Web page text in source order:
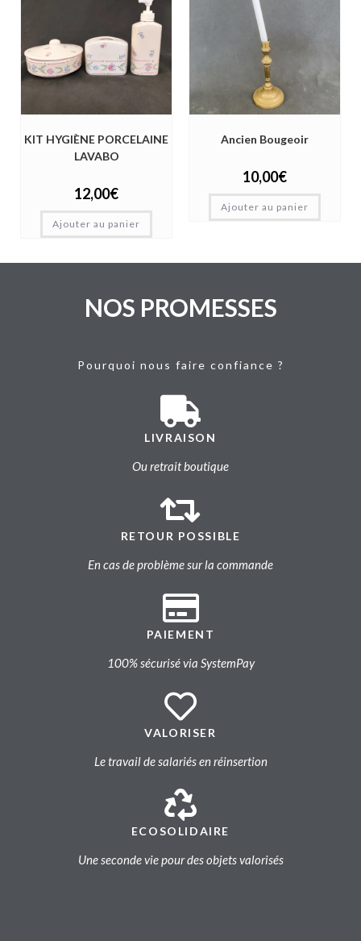
KIT HYGIÈNE PORCELAINE
LAVABO
12,00€
Ajouter au panier
Ancien Bougeoir
10,00€
Ajouter au panier
NOS PROMESSES
Pourquoi nous faire confiance ?
LIVRAISON
Ou retrait boutique
RETOUR POSSIBLE
En cas de problème sur la commande
PAIEMENT
100% sécurisé via SystemPay
VALORISER
Le travail de salariés en réinsertion
ECOSOLIDAIRE
Une seconde vie pour des objets valorisés